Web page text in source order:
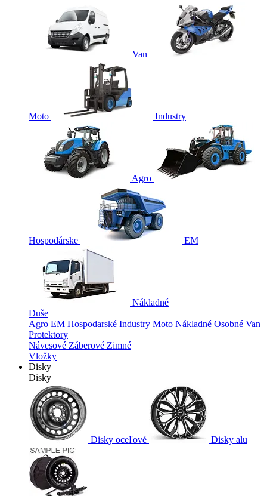
Van
Moto Industry
Agro
Hospodárske EM
Nákladné
Duše
Agro EM Hospodarské Industry Moto Nákladné Osobné Van
Protektory
Návesové Záberové Zimné
Vložky
Disky
Disky
Disky oceľové Disky alu